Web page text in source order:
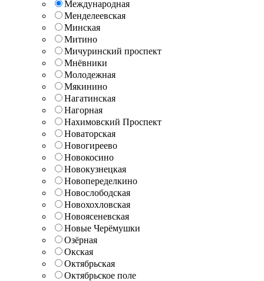
Международная
Менделеевская
Минская
Митино
Мичуринский проспект
Мнёвники
Молодежная
Мякинино
Нагатинская
Нагорная
Нахимовский Проспект
Новаторская
Новогиреево
Новокосино
Новокузнецкая
Новопеределкино
Новослободская
Новохохловская
Новоясеневская
Новые Черёмушки
Озёрная
Окская
Октябрьская
Октябрьское поле